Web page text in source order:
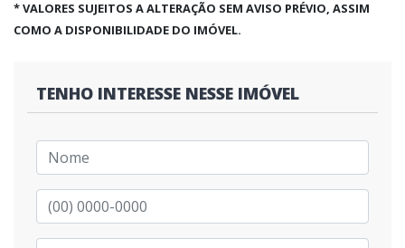
* VALORES SUJEITOS A ALTERAÇÃO SEM AVISO PRÉVIO, ASSIM
COMO A DISPONIBILIDADE DO IMÓVEL.
TENHO INTERESSE NESSE IMÓVEL